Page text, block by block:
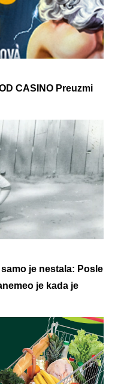
CASINO Preuzmi
je nestala: Posle
je kada je